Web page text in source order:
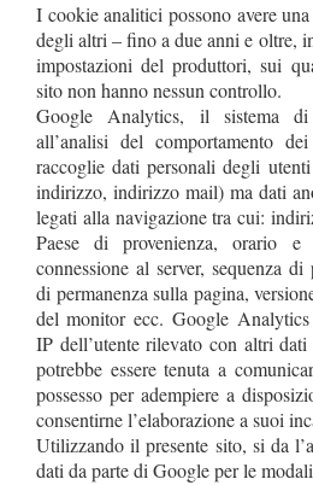
I cookie analitici possono avere
degli altri – fino a due anni e oltre,
impostazioni del produttori, sui
sito non hanno nessun controllo.
Google Analytics, il sistema
all’analisi del comportamento
raccoglie dati personali degli
indirizzo, indirizzo mail) ma dati
legati alla navigazione tra cui:
Paese di provenienza, orario
connessione al server, sequenza
di permanenza sulla pagina,
del monitor ecc. Google
IP dell’utente rilevato con altri
potrebbe essere tenuta a
possesso per adempiere a
consentirne l’elaborazione a suoi
Utilizzando il presente sito, si da
dati da parte di Google per le